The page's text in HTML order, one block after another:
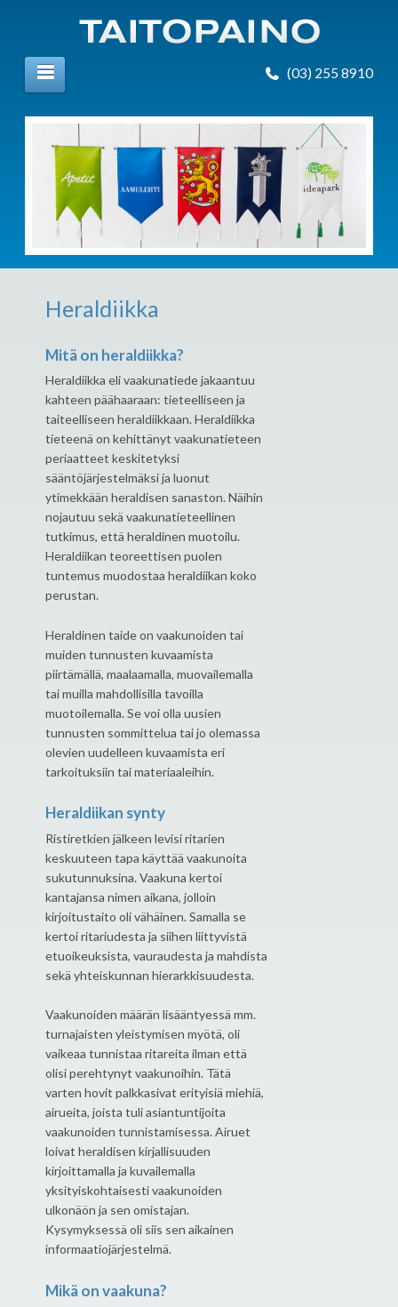
(03) 255 8910
Heraldiikka
Mitä on heraldiikka?
Heraldiikka eli vaakunatiede jakaantuu
kahteen päähaaraan: tieteelliseen ja
taiteelliseen heraldiikkaan. Heraldiikka
tieteenä on kehittänyt vaakunatieteen
periaatteet keskitetyksi
sääntöjärjestelmäksi ja luonut
ytimekkään heraldisen sanaston. Näihin
nojautuu sekä vaakunatieteellinen
tutkimus, että heraldinen muotoilu.
Heraldiikan teoreettisen puolen
tuntemus muodostaa heraldiikan koko
perustan.
Heraldinen taide on vaakunoiden tai
muiden tunnusten kuvaamista
piirtämällä, maalaamalla, muovailemalla
tai muilla mahdollisilla tavoilla
muotoilemalla. Se voi olla uusien
tunnusten sommittelua tai jo olemassa
olevien uudelleen kuvaamista eri
tarkoituksiin tai materiaaleihin.
Heraldiikan synty
Ristiretkien jälkeen levisi ritarien
keskuuteen tapa käyttää vaakunoita
sukutunnuksina. Vaakuna kertoi
kantajansa nimen aikana, jolloin
kirjoitustaito oli vähäinen. Samalla se
kertoi ritariudesta ja siihen liittyvistä
etuoikeuksista, vauraudesta ja mahdista
sekä yhteiskunnan hierarkkisuudesta.
Vaakunoiden määrän lisääntyessä mm.
turnajaisten yleistymisen myötä, oli
vaikeaa tunnistaa ritareita ilman että
olisi perehtynyt vaakunoihin. Tätä
varten hovit palkkasivat erityisiä miehiä,
airueita, joista tuli asiantuntijoita
vaakunoiden tunnistamisessa. Airuet
loivat heraldisen kirjallisuuden
kirjoittamalla ja kuvailemalla
yksityiskohtaisesti vaakunoiden
ulkonäön ja sen omistajan.
Kysymyksessä oli siis sen aikainen
informaatiojärjestelmä.
Mikä on vaakuna?